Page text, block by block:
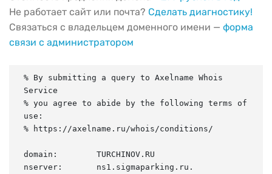
Не работает сайт или почта? Сделать диагностику!
Связаться с владельцем доменного имени — форма
связи с администратором
% By submitting a query to Axelname Whois
Service
% you agree to abide by the following terms of
use:
% https://axelname.ru/whois/conditions/
domain:        TURCHINOV.RU
nserver:       ns1.sigmaparking.ru.